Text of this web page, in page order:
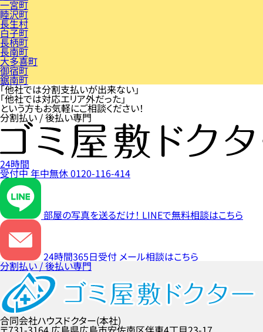
一宮町
睦沢町
長生村
白子町
長柄町
長南町
大多喜町
御宿町
鋸南町
「他社では分割支払いが出来ない」
「他社では対応エリア外だった」
という方もお気軽にご相談ください！
分割払い / 後払い専門
24時間
受付中年中無休0120-116-414
部屋の写真を送るだけ！ LINEで無料相談はこちら
24時間365日受付 メール相談はこちら
分割払い / 後払い専門
合同会社ハウスドクター(本社)